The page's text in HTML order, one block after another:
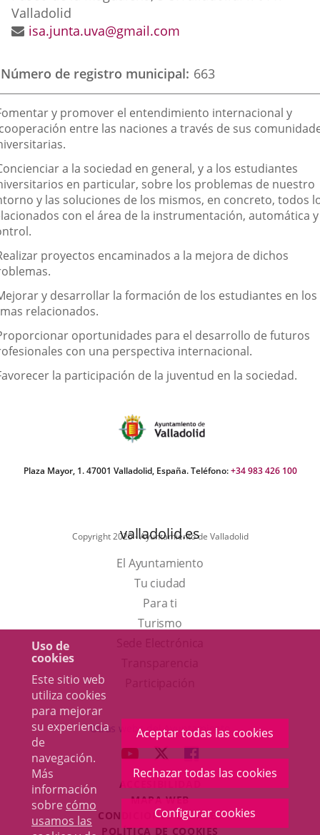
Uso de
cookies
Este sitio web
utiliza cookies
para mejorar
su experiencia
de
navegación.
Más
información
sobre cómo
usamos las
Aceptar todas las cookies
Rechazar todas las cookies
Configurar cookies
postal
Valladolid
Dirección
correo
electrónico
isa.junta.uva@gmail.com
Número de registro municipal 663
y promover el entendimiento internacional y
entre las naciones a través de sus
a la sociedad en general, y a los estudiantes
en particular, sobre los problemas de nuestro
y las soluciones de los mismos, en concreto, todos
con el área de la instrumentación, automática y
proyectos encaminados a la mejora de dichos
y desarrollar la formación de los estudiantes en los
relacionados.
oportunidades para el desarrollo de futuros
con una perspectiva internacional.
la participación de la juventud en la sociedad.
Plaza Mayor, 1. 47001 Valladolid, España. Teléfono:+34 983 426 100
Copyright 2025 - Ayuntamiento de Valladolid
valladolid.es
El Ayuntamiento
Tu ciudad
Para ti
TurismoEste
una
ventana
nueva.
externa.
Otras webs del Ayuntamiento
ENLACE
A
UNA
APLICACIÓN
EXTERNA.
ENLACE
A
UNA
APLICACIÓN
EXTERNA.
ENLACE
A
UNA
APLICACIÓN
EXTERNA.
ACCESIBILIDAD
MAPA WEB
CONDICIONES LEGALES
POLÍTICA DE COOKIES